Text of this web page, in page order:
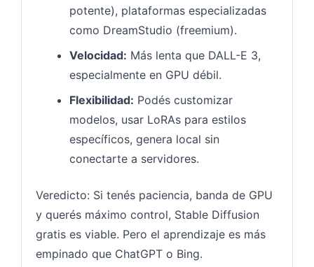
potente), plataformas especializadas
como DreamStudio (freemium).
Velocidad: Más lenta que DALL-E 3,
especialmente en GPU débil.
Flexibilidad: Podés customizar
modelos, usar LoRAs para estilos
específicos, genera local sin
conectarte a servidores.
Veredicto: Si tenés paciencia, banda de GPU
y querés máximo control, Stable Diffusion
gratis es viable. Pero el aprendizaje es más
empinado que ChatGPT o Bing.